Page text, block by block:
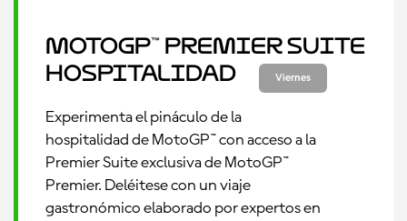
MotoGP™ Premier Suite
Hospitalidad
Viernes
Experimenta el pináculo de la
hospitalidad de MotoGP™ con acceso a la
Premier Suite exclusiva de MotoGP™
Premier. Deléitese con un viaje
gastronómico elaborado por expertos en